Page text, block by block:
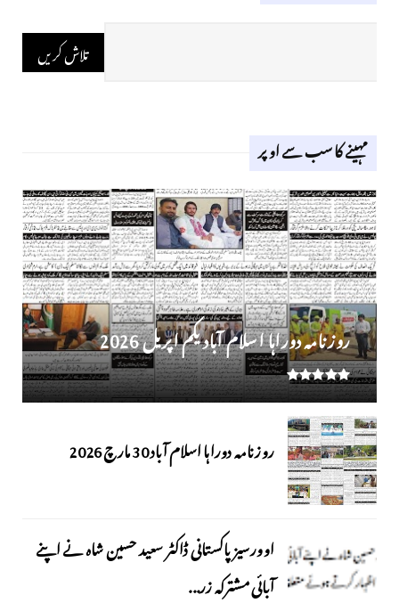
مہینے کا سب سے اوپر
روز نامہ دوراہا اسلام آباد یکم اپریل 2026
روزنامہ دوراہا اسلام آباد 30 مارچ 2026
اوورسیز پاکستانی ڈاکٹر سعید حسین شاہ نے اپنے
آبائی مشترکہ زر...